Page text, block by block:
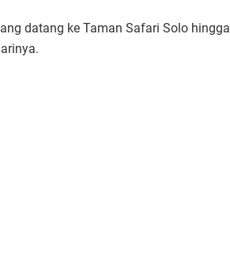
datang ke Taman Safari Solo hingga